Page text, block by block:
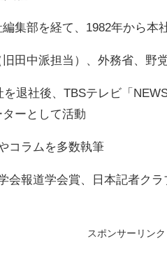
編集部を経て、1982年から本
旧田中派担当）、外務省、野
を退社後、TBSテレビ「
ーとして活動
コラムを多数執筆
会報道学会賞、日本記者ク
スポンサーリンク